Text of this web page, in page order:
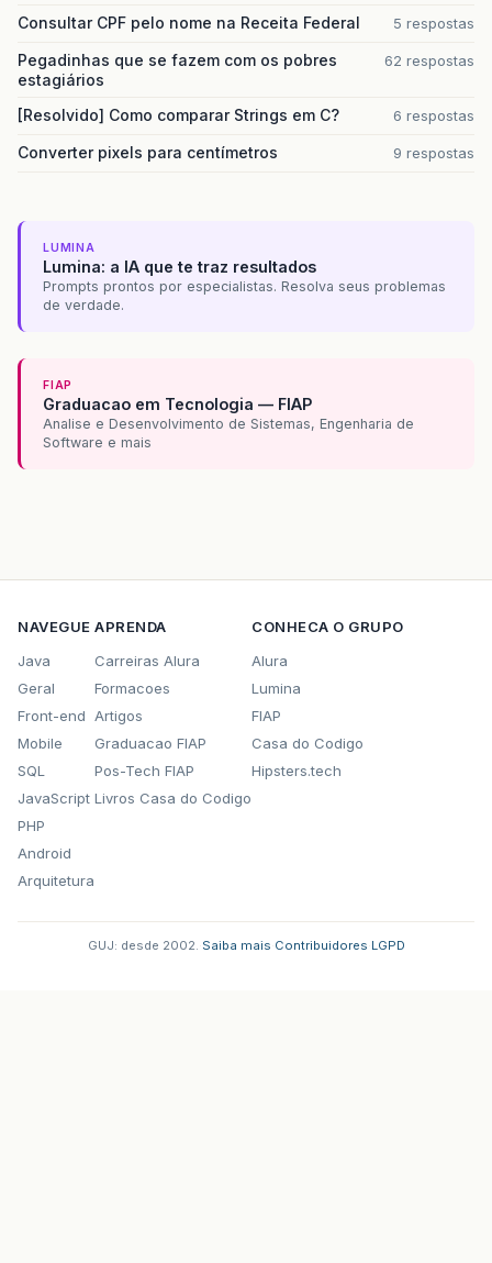
Consultar CPF pelo nome na Receita Federal 5 respostas
Pegadinhas que se fazem com os pobres
estagiários
62 respostas
[Resolvido] Como comparar Strings em C? 6 respostas
Converter pixels para centímetros 9 respostas
LUMINA
Lumina: a IA que te traz resultados
Prompts prontos por especialistas. Resolva seus problemas
de verdade.
FIAP
Graduacao em Tecnologia — FIAP
Analise e Desenvolvimento de Sistemas, Engenharia de
Software e mais
NAVEGUE
Java
Geral
Front-end
Mobile
SQL
JavaScript
PHP
Android
Arquitetura
APRENDA
Carreiras Alura
Formacoes
Artigos
Graduacao FIAP
Pos-Tech FIAP
Livros Casa do Codigo
CONHECA O GRUPO
Alura
Lumina
FIAP
Casa do Codigo
Hipsters.tech
GUJ: desde 2002. Saiba mais Contribuidores LGPD